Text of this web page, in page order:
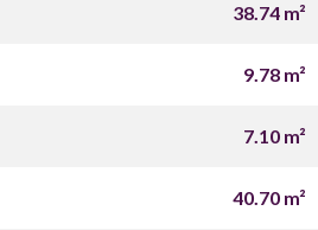
38.74 m²
9.78 m²
7.10 m²
40.70 m²